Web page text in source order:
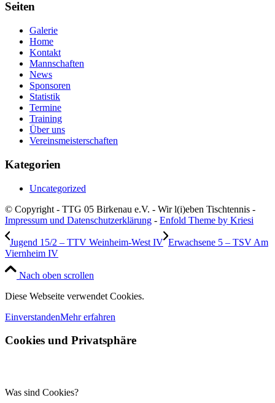
Seiten
Galerie
Home
Kontakt
Mannschaften
News
Sponsoren
Statistik
Termine
Training
Über uns
Vereinsmeisterschaften
Kategorien
Uncategorized
© Copyright - TTG 05 Birkenau e.V. - Wir l(i)eben Tischtennis -
Impressum und Datenschutzerklärung - Enfold Theme by Kriesi
Jugend 15/2 – TTV Weinheim-West IV Erwachsene 5 – TSV Am
Viernheim IV
Nach oben scrollen
Diese Webseite verwendet Cookies.
EinverstandenMehr erfahren
Cookies und Privatsphäre
Was sind Cookies?